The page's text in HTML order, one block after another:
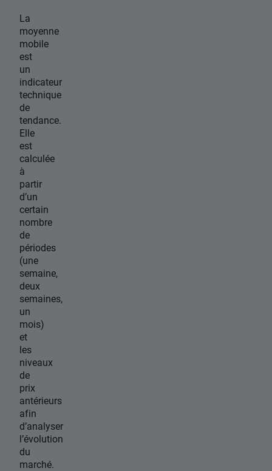
La
moyenne
mobile
est
un
indicateur
technique
de
tendance.
Elle
est
calculée
à
partir
d’un
certain
nombre
de
périodes
(une
semaine,
deux
semaines,
un
mois)
et
les
niveaux
de
prix
antérieurs
afin
d’analyser
l’évolution
du
marché.